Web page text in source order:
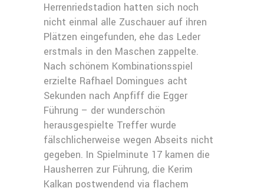
Herrenriedstadion hatten sich noch
nicht einmal alle Zuschauer auf ihren
Plätzen eingefunden, ehe das Leder
erstmals in den Maschen zappelte.
Nach schönem Kombinationsspiel
erzielte Rafhael Domingues acht
Sekunden nach Anpfiff die Egger
Führung – der wunderschön
herausgespielte Treffer wurde
fälschlicherweise wegen Abseits nicht
gegeben. In Spielminute 17 kamen die
Hausherren zur Führung, die Kerim
Kalkan postwendend via flachem